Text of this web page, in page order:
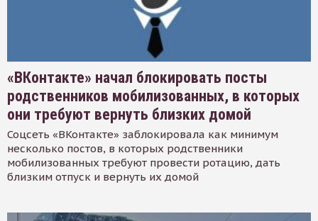
«ВКонтакте» начал блокировать посты
родственников мобилизованных, в которых
они требуют вернуть близких домой
Соцсеть «ВКонтакте» заблокировала как минимум
несколько постов, в которых родственники
мобилизованных требуют провести ротацию, дать
близким отпуск и вернуть их домой